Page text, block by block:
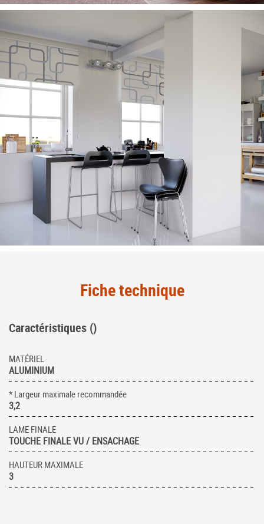
Fiche technique
Caractéristiques ()
MATÉRIEL
ALUMINIUM
* Largeur maximale recommandée
3,2
LAME FINALE
TOUCHE FINALE VU / ENSACHAGE
HAUTEUR MAXIMALE
3